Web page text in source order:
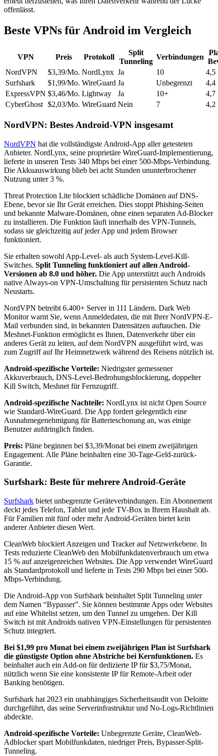
offenlässt.
Beste VPNs für Android im Vergleich
VPN Preis Protokoll
Split
Tunneling
Verbindungen
NordVPN
$3,39/Mo. NordLynx Ja 10
4,5
Surfshark
$1,99/Mo. WireGuard Ja Unbegrenzt
4,4
ExpressVPN $3,46/Mo. Lightway Ja 10+
4,7
CyberGhost $2,03/Mo. WireGuard Nein 7 4,2
NordVPN: Bestes Android-VPN insgesamt
NordVPN hat die vollständigste Android-App aller getesteten
Anbieter. NordLynx, seine proprietäre WireGuard-Implementierung,
lieferte in unseren Tests 340 Mbps bei einer 500-Mbps-Verbindung.
Die Akkuauswirkung blieb bei acht Stunden ununterbrochener
Nutzung unter 3 %.
Threat Protection Lite blockiert schädliche Domänen auf DNS-
Ebene, bevor sie Ihr Gerät erreichen. Dies stoppt Phishing-Seiten
und bekannte Malware-Domänen, ohne einen separaten Ad-Blocker
zu installieren. Die Funktion läuft innerhalb des VPN-Tunnels,
sodass sie gleichzeitig auf jeder App und jedem Browser
funktioniert.
Sie erhalten sowohl App-Level- als auch System-Level-Kill-
Switches. Split Tunneling funktioniert auf allen Android-
Versionen ab 8.0 und höher. Die App unterstützt auch Androids
native Always-on VPN-Umschaltung für persistenten Schutz nach
Neustarts.
NordVPN betreibt 6.400+ Server in 111 Ländern. Dark Web
Monitor warnt Sie, wenn Anmeldedaten, die mit Ihrer NordVPN-E-
Mail verbunden sind, in bekannten Datensätzen auftauchen. Die
Meshnet-Funktion ermöglicht es Ihnen, Datenverkehr über ein
anderes Gerät zu leiten, auf dem NordVPN ausgeführt wird, was
zum Zugriff auf Ihr Heimnetzwerk während des Reisens nützlich ist.
Android-spezifische Vorteile: Niedrigster gemessener
Akkuverbrauch, DNS-Level-Bedrohungsblockierung, doppelter
Kill Switch, Meshnet für Fernzugriff.
Android-spezifische Nachteile: NordLynx ist nicht Open Source
wie Standard-WireGuard. Die App fordert gelegentlich eine
Ausnahmegenehmigung für Batterieschonung an, was einige
Benutzer aufdringlich finden.
Preis: Pläne beginnen bei $3,39/Monat bei einem zweijährigen
Engagement. Alle Pläne beinhalten eine 30-Tage-Geld-zurück-
Garantie.
Surfshark: Beste für mehrere Android-Geräte
Surfshark bietet unbegrenzte Geräteverbindungen. Ein Abonnement
deckt jedes Telefon, Tablet und jede TV-Box in Ihrem Haushalt ab.
Für Familien mit fünf oder mehr Android-Geräten bietet kein
anderer Anbieter diesen Wert.
CleanWeb blockiert Anzeigen und Tracker auf Netzwerkebene. In
Tests reduzierte CleanWeb den Mobilfunkdatenverbrauch um etwa
15 % auf anzeigenreichen Websites. Die App verwendet WireGuard
als Standardprotokoll und lieferte in Tests 290 Mbps bei einer 500-
Mbps-Verbindung.
Die Android-App von Surfshark beinhaltet Split Tunneling unter
dem Namen “Bypasser”. Sie können bestimmte Apps oder Websites
auf eine Whitelist setzen, um den Tunnel zu umgehen. Der Kill
Switch ist mit Androids nativen VPN-Einstellungen für persistenten
Schutz integriert.
Bei $1,99 pro Monat bei einem zweijährigen Plan ist Surfshark
die günstigste Option ohne Abstriche bei Kernfunktionen. Es
beinhaltet auch ein Add-on für dedizierte IP für $3,75/Monat,
nützlich wenn Sie eine konsistente IP für Remote-Arbeit oder
Banking benötigen.
Surfshark hat 2023 ein unabhängiges Sicherheitsaudit von Deloitte
durchgeführt, das seine Serverinfrastruktur und No-Logs-Richtlinien
abdeckte.
Android-spezifische Vorteile: Unbegrenzte Geräte, CleanWeb-
Adblocker spart Mobilfunkdaten, niedriger Preis, Bypasser-Split-
Tunneling.